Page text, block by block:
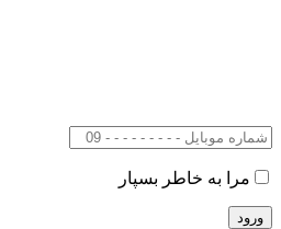
مرا به خاطر بسپار